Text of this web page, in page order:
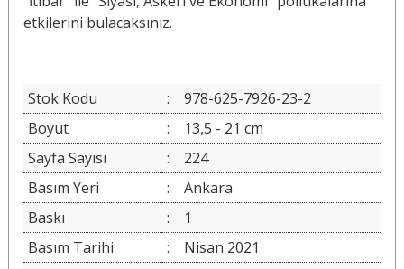
etkilerini bulacaksınız.
Stok Kodu :
978-625-7926-23-2
Boyut
:
13,5 - 21 cm
Sayfa Sayısı
:
224
Basım Yeri
:
Ankara
Baskı
:
1
Basım Tarihi
:
Nisan 2021